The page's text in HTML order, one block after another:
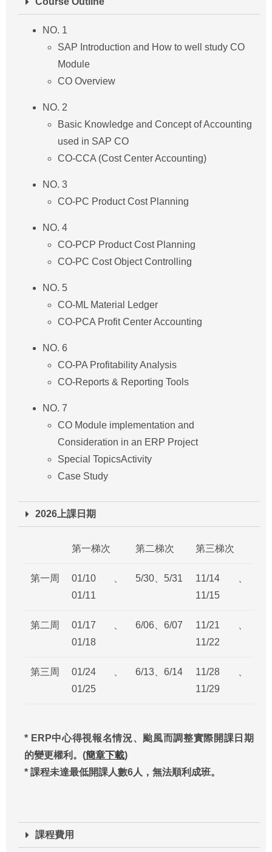
NO. 1
SAP Introduction and How to well study CO
Module
CO Overview
NO. 2
Basic Knowledge and Concept of Accounting
used in SAP CO
CO-CCA (Cost Center Accounting)
NO. 3
CO-PC Product Cost Planning
NO. 4
CO-PCP Product Cost Planning
CO-PC Cost Object Controlling
NO. 5
CO-ML Material Ledger
CO-PCA Profit Center Accounting
NO. 6
CO-PA Profitability Analysis
CO-Reports & Reporting Tools
NO. 7
CO Module implementation and
Consideration in an ERP Project
Special TopicsActivity
Case Study
2026上課日期
第一梯次 第二梯次 第三梯次
第一周
01/10、
01/11
5/30、5/31
11/14、
11/15
第二周
01/17、
01/18
6/06、6/07
11/21、
11/22
第三周
01/24、
01/25
6/13、6/14
11/28、
11/29
* ERP中心得視報名情況、颱風而調整實際開課日期
的變更權利。(簡章下載)
* 課程未達最低開課人數6人，無法順利成班。
課程費用